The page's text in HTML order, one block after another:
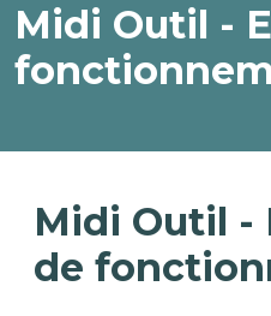
Midi Outil -
Midi Outil -
de